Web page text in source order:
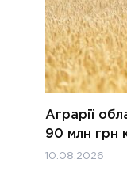
Аграрії
90 млн грн
10.08.2026